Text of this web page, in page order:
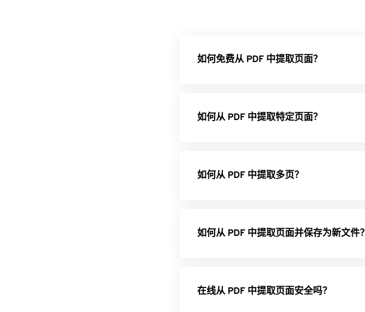
如何免费从 PDF 中提取页面？
如何从 PDF 中提取特定页面？
如何从 PDF 中提取多页？
如何从 PDF 中提取页面并保存为新文件？
在线从 PDF 中提取页面安全吗？